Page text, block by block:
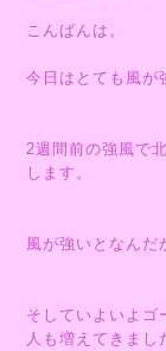
こんばんは。
今日はとても風が
2週間前の強風で
します。
風が強いとなんだ
そしていよいよゴ
人も増えてきまし